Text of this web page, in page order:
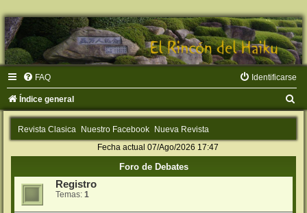
FAQ Identificarse
Índice general
u
Revista Clasica Nuestro Facebook Nueva Revista
Fecha actual 07/Ago/2026 17:47
Foro de Debates
Registro
Temas: 1